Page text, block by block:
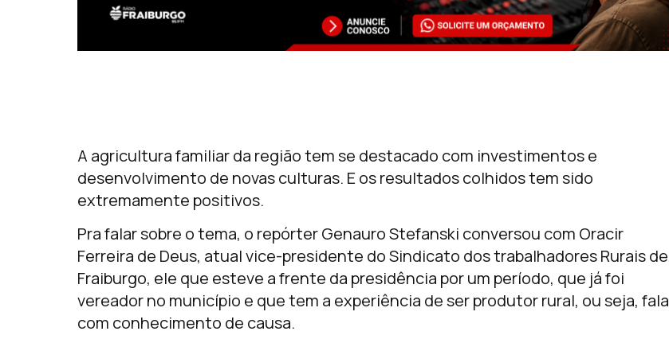
A agricultura familiar da região tem se destacado com investimentos e
desenvolvimento de novas culturas. E os resultados colhidos tem sido
extremamente positivos.
Pra falar sobre o tema, o repórter Genauro Stefanski conversou com Oracir
Ferreira de Deus, atual vice-presidente do Sindicato dos trabalhadores Rurais de
Fraiburgo, ele que esteve a frente da presidência por um período, que já foi
vereador no município e que tem a experiência de ser produtor rural, ou seja, fala
com conhecimento de causa.